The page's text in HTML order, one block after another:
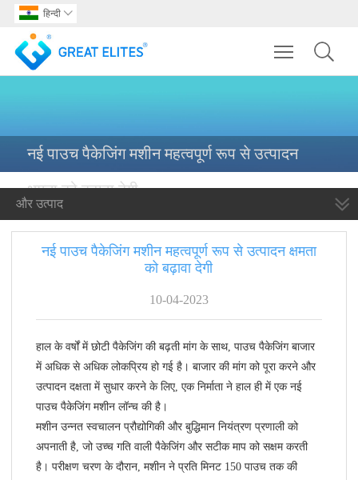
हिन्दी 
Toggle
नई पाउच पैकेजिंग मशीन महत्वपूर्ण रूप से उत्पादन
क्षमता को बढ़ावा देगी
और उत्पाद
नई पाउच पैकेजिंग मशीन महत्वपूर्ण रूप से उत्पादन क्षमता
को बढ़ावा देगी
10-04-2023
हाल के वर्षों में छोटी पैकेजिंग की बढ़ती मांग के साथ, पाउच पैकेजिंग बाजार
में अधिक से अधिक लोकप्रिय हो गई है। बाजार की मांग को पूरा करने और
उत्पादन दक्षता में सुधार करने के लिए, एक निर्माता ने हाल ही में एक नई
पाउच पैकेजिंग मशीन लॉन्च की है।
मशीन उन्नत स्वचालन प्रौद्योगिकी और बुद्धिमान नियंत्रण प्रणाली को
अपनाती है, जो उच्च गति वाली पैकेजिंग और सटीक माप को सक्षम करती
है। परीक्षण चरण के दौरान, मशीन ने प्रति मिनट 150 पाउच तक की